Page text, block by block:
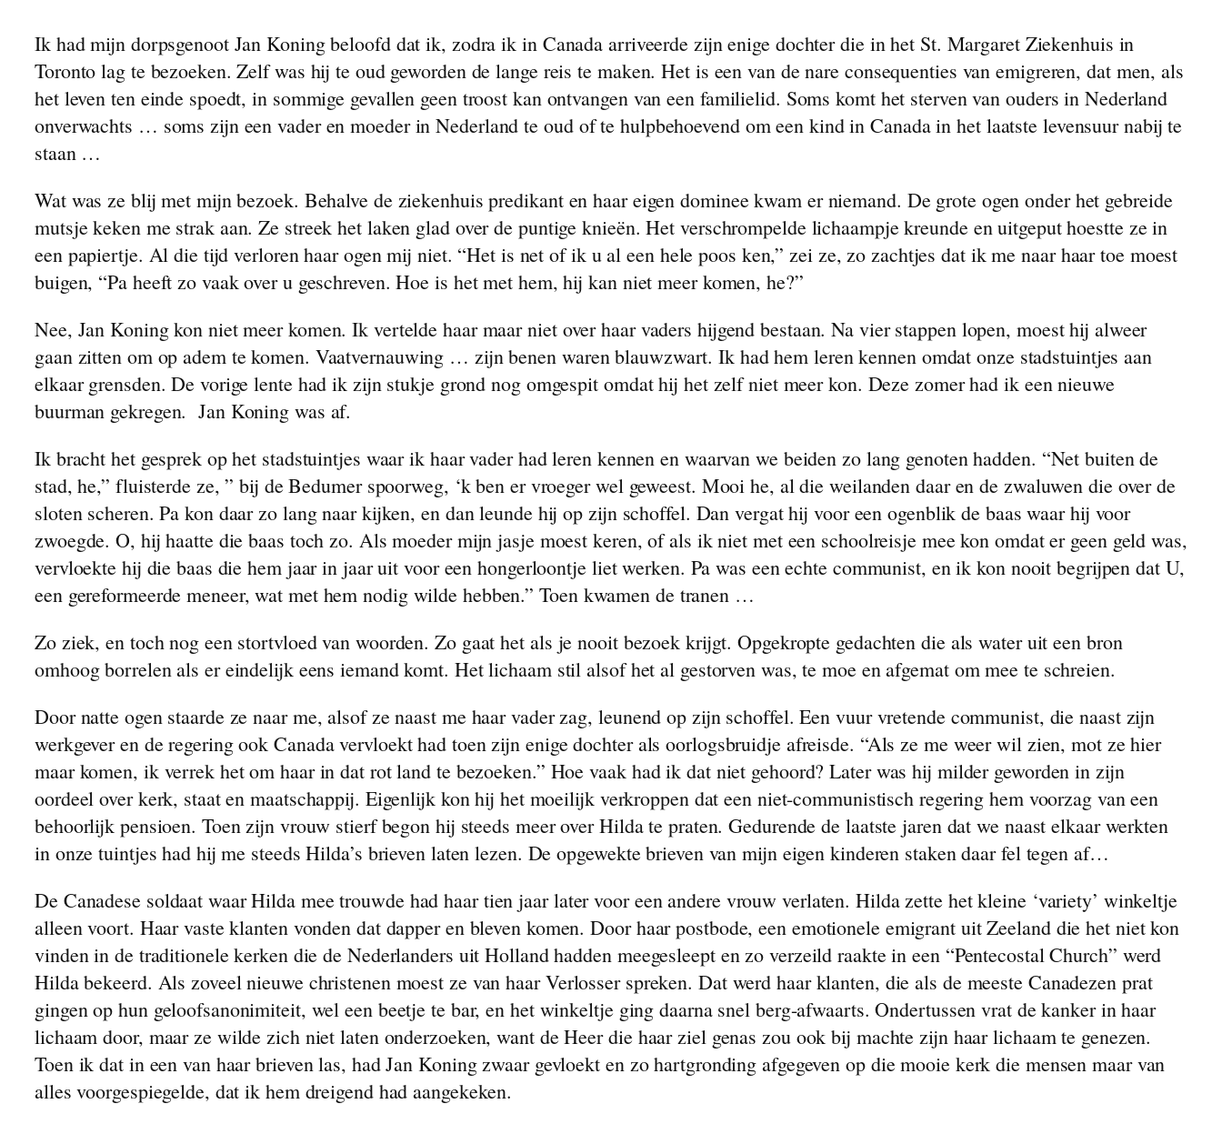
Een Koningskind
Nachtelijk Avontuur
Dirk Bult
James de Bree
Broertje van Scheveningen
Een Doorn in het Vlees
Klaas Pot
Bertus
Het Olifantje
Van Geslacht tot Geslacht
Overpeinzingen van een kruidenier
Erbarm U Over Ons
Over Honden en Katten
Laat Ons Pret Hebben
Cupido
Het Paddestoeltje
Het Weer Slaat Om
Joop
Kwalen
Met Vakantie
Hoe het Verder Verliep
Het Krentebrood
Ik had mijn dorpsgenoot Jan Koning beloofd dat ik, zodra ik in Canada arriveerde zijn enige dochter die in het St. Margaret Ziekenhuis in
Toronto lag te bezoeken. Zelf was hij te oud geworden de lange reis te maken. Het is een van de nare consequenties van emigreren, dat men, als
het leven ten einde spoedt, in sommige gevallen geen troost kan ontvangen van een familielid. Soms komt het sterven van ouders in Nederland
onverwachts … soms zijn een vader en moeder in Nederland te oud of te hulpbehoevend om een kind in Canada in het laatste levensuur nabij te
staan …
Wat was ze blij met mijn bezoek. Behalve de ziekenhuis predikant en haar eigen dominee kwam er niemand. De grote ogen onder het gebreide
mutsje keken me strak aan. Ze streek het laken glad over de puntige knieën. Het verschrompelde lichaampje kreunde en uitgeput hoestte ze in
een papiertje. Al die tijd verloren haar ogen mij niet. “Het is net of ik u al een hele poos ken,” zei ze, zo zachtjes dat ik me naar haar toe moest
buigen, “Pa heeft zo vaak over u geschreven. Hoe is het met hem, hij kan niet meer komen, he?”
Nee, Jan Koning kon niet meer komen. Ik vertelde haar maar niet over haar vaders hijgend bestaan. Na vier stappen lopen, moest hij alweer
gaan zitten om op adem te komen. Vaatvernauwing … zijn benen waren blauwzwart. Ik had hem leren kennen omdat onze stadstuintjes aan
elkaar grensden. De vorige lente had ik zijn stukje grond nog omgespit omdat hij het zelf niet meer kon. Deze zomer had ik een nieuwe
buurman gekregen. Jan Koning was af.
Ik bracht het gesprek op het stadstuintjes waar ik haar vader had leren kennen en waarvan we beiden zo lang genoten hadden. “Net buiten de
stad, he,” fluisterde ze, ” bij de Bedumer spoorweg, ‘k ben er vroeger wel geweest. Mooi he, al die weilanden daar en de zwaluwen die over de
sloten scheren. Pa kon daar zo lang naar kijken, en dan leunde hij op zijn schoffel. Dan vergat hij voor een ogenblik de baas waar hij voor
zwoegde. O, hij haatte die baas toch zo. Als moeder mijn jasje moest keren, of als ik niet met een schoolreisje mee kon omdat er geen geld was,
vervloekte hij die baas die hem jaar in jaar uit voor een hongerloontje liet werken. Pa was een echte communist, en ik kon nooit begrijpen dat U,
een gereformeerde meneer, wat met hem nodig wilde hebben.” Toen kwamen de tranen …
Zo ziek, en toch nog een stortvloed van woorden. Zo gaat het als je nooit bezoek krijgt. Opgekropte gedachten die als water uit een bron
omhoog borrelen als er eindelijk eens iemand komt. Het lichaam stil alsof het al gestorven was, te moe en afgemat om mee te schreien.
Door natte ogen staarde ze naar me, alsof ze naast me haar vader zag, leunend op zijn schoffel. Een vuur vretende communist, die naast zijn
werkgever en de regering ook Canada vervloekt had toen zijn enige dochter als oorlogsbruidje afreisde. “Als ze me weer wil zien, mot ze hier
maar komen, ik verrek het om haar in dat rot land te bezoeken.” Hoe vaak had ik dat niet gehoord? Later was hij milder geworden in zijn
oordeel over kerk, staat en maatschappij. Eigenlijk kon hij het moeilijk verkroppen dat een niet-communistisch regering hem voorzag van een
behoorlijk pensioen. Toen zijn vrouw stierf begon hij steeds meer over Hilda te praten. Gedurende de laatste jaren dat we naast elkaar werkten
in onze tuintjes had hij me steeds Hilda’s brieven laten lezen. De opgewekte brieven van mijn eigen kinderen staken daar fel tegen af…
De Canadese soldaat waar Hilda mee trouwde had haar tien jaar later voor een andere vrouw verlaten. Hilda zette het kleine ‘variety’ winkeltje
alleen voort. Haar vaste klanten vonden dat dapper en bleven komen. Door haar postbode, een emotionele emigrant uit Zeeland die het niet kon
vinden in de traditionele kerken die de Nederlanders uit Holland hadden meegesleept en zo verzeild raakte in een “Pentecostal Church” werd
Hilda bekeerd. Als zoveel nieuwe christenen moest ze van haar Verlosser spreken. Dat werd haar klanten, die als de meeste Canadezen prat
gingen op hun geloofsanonimiteit, wel een beetje te bar, en het winkeltje ging daarna snel berg-afwaarts. Ondertussen vrat de kanker in haar
lichaam door, maar ze wilde zich niet laten onderzoeken, want de Heer die haar ziel genas zou ook bij machte zijn haar lichaam te genezen.
Toen ik dat in een van haar brieven las, had Jan Koning zwaar gevloekt en zo hartgronding afgegeven op die mooie kerk die mensen maar van
alles voorgespiegelde, dat ik hem dreigend had aangekeken.